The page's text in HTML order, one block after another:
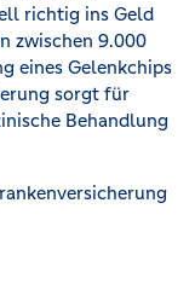
richtig ins Geld
zwischen 9.000
eines Gelenkchips
sorgt für
Behandlung